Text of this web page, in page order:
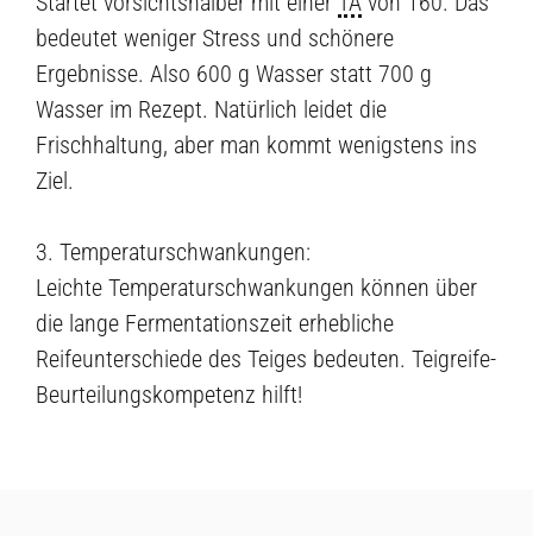
bedeutet weniger Stress und schönere
Ergebnisse. Also 600 g Wasser statt 700 g
Wasser im Rezept. Natürlich leidet die
Frischhaltung, aber man kommt wenigstens ins
Ziel.
3. Temperaturschwankungen:
Leichte Temperaturschwankungen können über
die lange Fermentationszeit erhebliche
Reifeunterschiede des Teiges bedeuten. Teigreife-
Beurteilungskompetenz hilft!